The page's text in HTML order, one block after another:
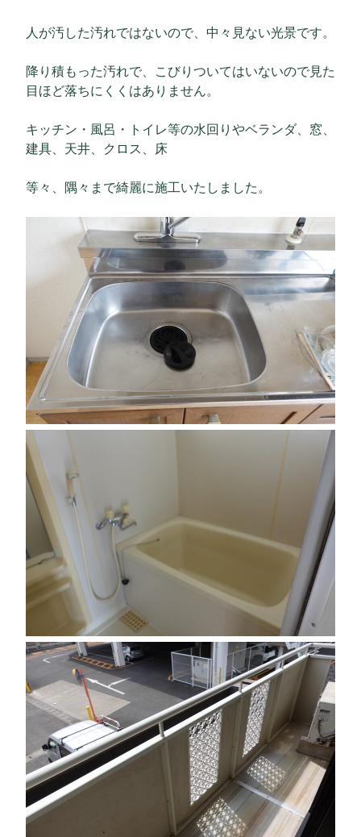
人が汚した汚れではないので、中々見ない光景です。
降り積もった汚れで、こびりついてはいないので見た
目ほど落ちにくくはありません。
キッチン・風呂・トイレ等の水回りやベランダ、窓、
建具、天井、クロス、床
等々、隅々まで綺麗に施工いたしました。